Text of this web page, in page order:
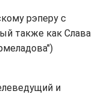
рэперу с
также как Слава
и